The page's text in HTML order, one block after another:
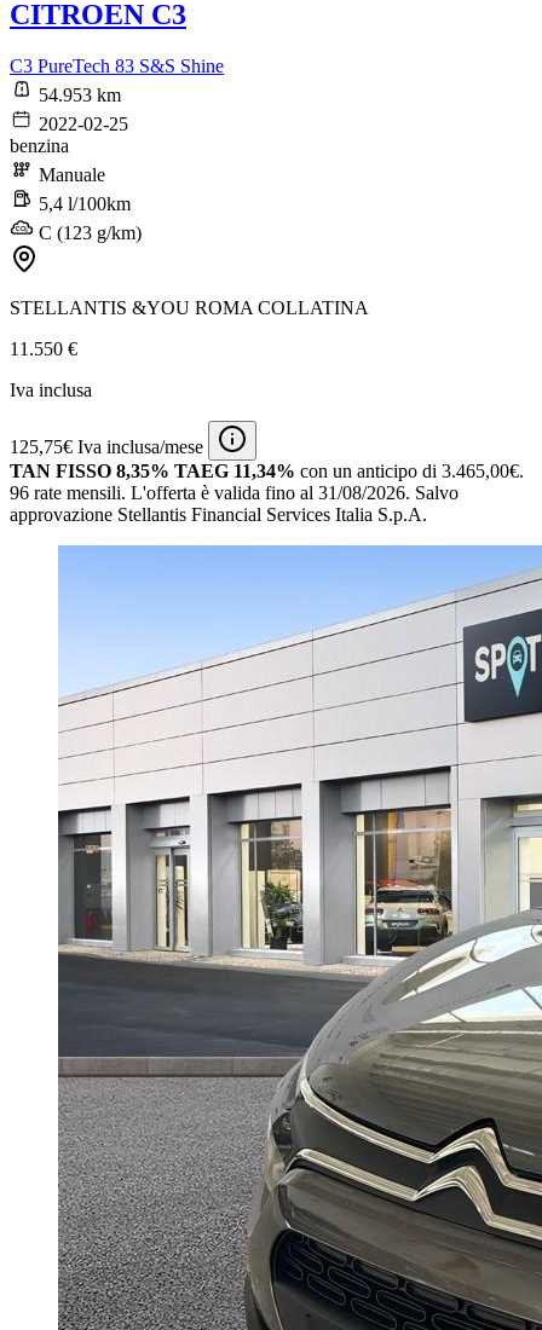
CITROEN C3
C3 PureTech 83 S&S Shine
54.953 km
2022-02-25
benzina
Manuale
5,4 l/100km
C (123 g/km)
STELLANTIS &YOU ROMA COLLATINA
11.550 €
Iva inclusa
125,75€ Iva inclusa/mese
TAN FISSO 8,35% TAEG 11,34% con un anticipo di 3.465,00€.
96 rate mensili. L'offerta è valida fino al 31/08/2026. Salvo
approvazione Stellantis Financial Services Italia S.p.A.